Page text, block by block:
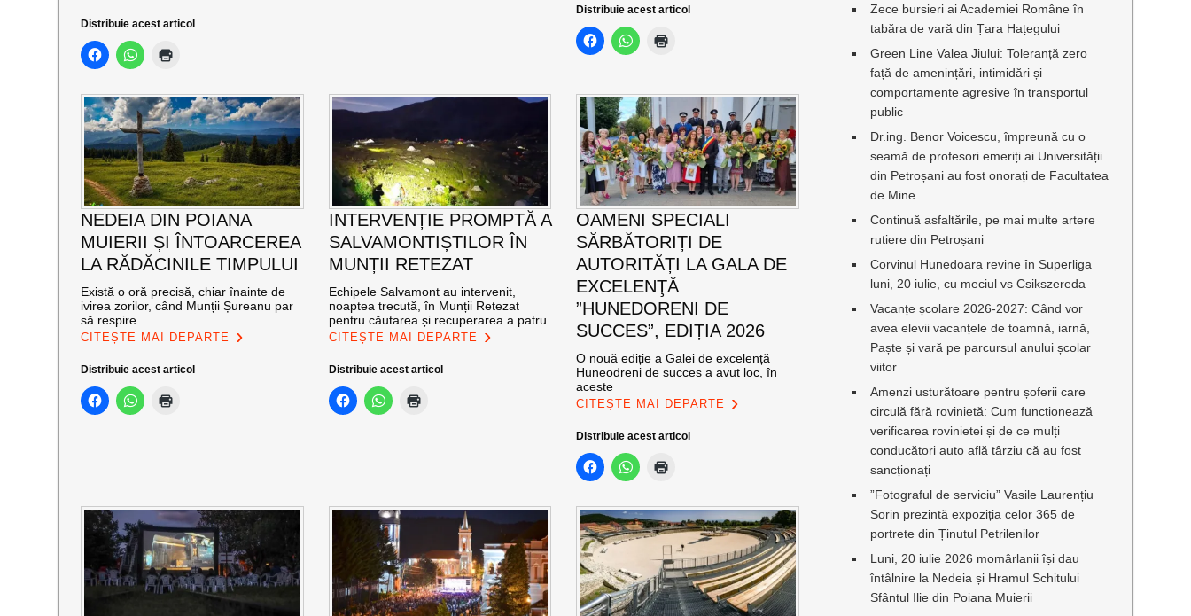
Distribuie acest articol
Distribuie acest articol
NEDEIA DIN POIANA
MUIERII ȘI ÎNTOARCEREA
LA RĂDĂCINILE TIMPULUI
Există o oră precisă, chiar înainte de
ivirea zorilor, când Munții Șureanu par
să respire
CITEȘTE MAI DEPARTE
Distribuie acest articol
INTERVENȚIE PROMPTĂ A
SALVAMONTIȘTILOR ÎN
MUNȚII RETEZAT
Echipele Salvamont au intervenit,
noaptea trecută, în Munții Retezat
pentru căutarea și recuperarea a patru
CITEȘTE MAI DEPARTE
Distribuie acest articol
OAMENI SPECIALI
SĂRBĂTORIȚI DE
AUTORITĂȚI LA GALA DE
EXCELENŢĂ
”HUNEDORENI DE
SUCCES”, EDIȚIA 2026
O nouă ediție a Galei de excelență
Huneodreni de succes a avut loc, în
aceste
CITEȘTE MAI DEPARTE
Distribuie acest articol
Zece bursieri ai Academiei Române în
tabăra de vară din Țara Hațegului
Green Line Valea Jiului: Toleranță zero
față de amenințări, intimidări și
comportamente agresive în transportul
public
Dr.ing. Benor Voicescu, împreună cu o
seamă de profesori emeriți ai Universității
din Petroșani au fost onorați de Facultatea
de Mine
Continuă asfaltările, pe mai multe artere
rutiere din Petroșani
Corvinul Hunedoara revine în Superliga
luni, 20 iulie, cu meciul vs Csikszereda
Vacanțe școlare 2026-2027: Când vor
avea elevii vacanțele de toamnă, iarnă,
Paște și vară pe parcursul anului școlar
viitor
Amenzi usturătoare pentru șoferii care
circulă fără rovinietă: Cum funcționează
verificarea rovinietei și de ce mulți
conducători auto află târziu că au fost
sancționați
”Fotograful de serviciu” Vasile Laurențiu
Sorin prezintă expoziția celor 365 de
portrete din Ținutul Petrilenilor
Luni, 20 iulie 2026 momârlanii își dau
întâlnire la Nedeia și Hramul Schitului
Sfântul Ilie din Poiana Muierii